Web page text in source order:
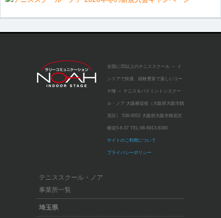
全国に35以上のテニススクール ～ イ
ンドアで快適、経験豊富で楽しいコー
チ陣 ～ テニス＆バドミントンスクー
ル・ノア 大阪横堤校（大阪府大阪市鶴
見区） 538-0052 大阪府大阪市鶴見区
横堤5-6-37 TEL:06-6913-8390
サイトのご利用について
プライバシーポリシー
テニススクール・ノア
事業所一覧
埼玉県